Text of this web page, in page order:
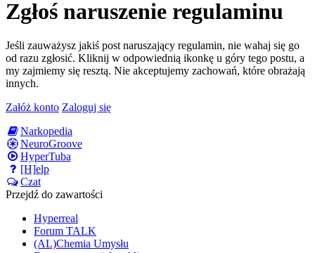
Zgłoś naruszenie regulaminu
Jeśli zauważysz jakiś post naruszający regulamin, nie wahaj się go
od razu zgłosić. Kliknij w odpowiednią ikonkę u góry tego postu, a
my zajmiemy się resztą. Nie akceptujemy zachowań, które obrażają
innych.
Załóż konto Zaloguj się
Narkopedia
NeuroGroove
HyperTuba
[H]elp
Czat
Przejdź do zawartości
Hyperreal
Forum TALK
(AL)Chemia Umysłu